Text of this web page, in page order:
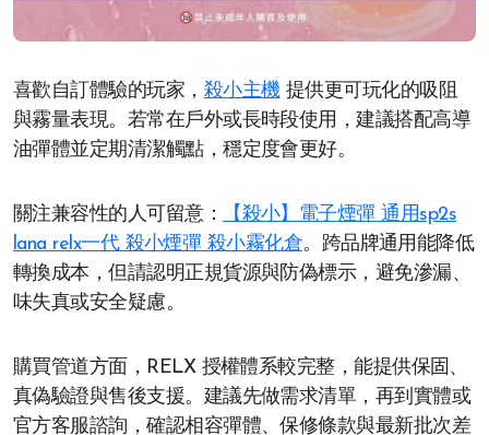
喜歡自訂體驗的玩家， 殺小主機提供更可玩化的吸阻
與霧量表現。若常在戶外或長時段使用，建議搭配高導
油彈體並定期清潔觸點，穩定度會更好。
關注兼容性的人可留意：
【殺小】電子煙彈 通用sp2s
lana relx一代 殺小煙彈 殺小霧化倉。跨品牌通用能降低
轉換成本，但請認明正規貨源與防偽標示，避免滲漏、
味失真或安全疑慮。
購買管道方面，RELX 授權體系較完整，能提供保固、
真偽驗證與售後支援。建議先做需求清單，再到實體或
官方客服諮詢，確認相容彈體、保修條款與最新批次差